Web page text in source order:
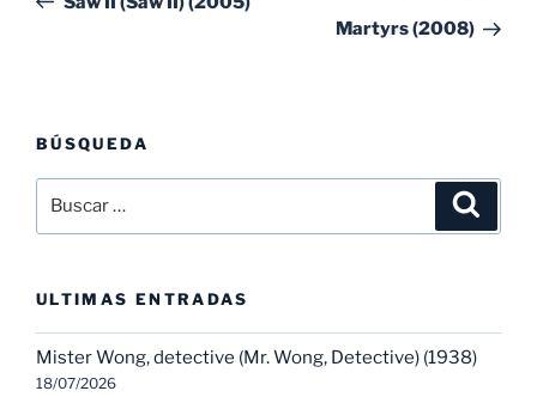
entradas
Martyrs (2008)
BÚSQUEDA
por:
ULTIMAS ENTRADAS
Mister Wong, detective (Mr. Wong, Detective) (1938)
18/07/2026